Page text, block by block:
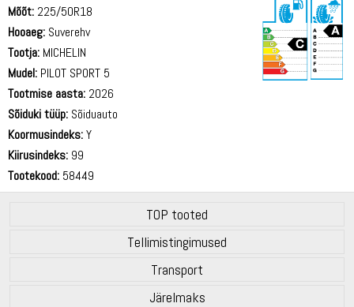
Mõõt: 225/50R18
Hooaeg: Suverehv
Tootja: MICHELIN
Mudel: PILOT SPORT 5
Tootmise aasta: 2026
Sõiduki tüüp: Sõiduauto
Koormusindeks:Y
Kiirusindeks: 99
Tootekood: 58449
TOP tooted
Tellimistingimused
Transport
Järelmaks